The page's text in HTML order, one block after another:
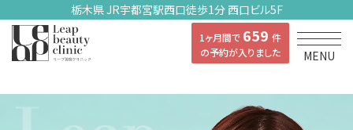
栃木県 JR宇都宮駅西口徒歩1分 西口ビル5F
1ヶ月間で 659 件
の予約が入りました
MENU